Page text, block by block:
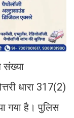
संख्या
धारा 317(2)
गया है। पुलिस